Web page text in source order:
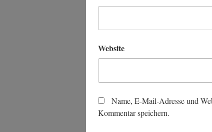
Website
Name, E-Mail-Adresse und
Kommentar speichern.